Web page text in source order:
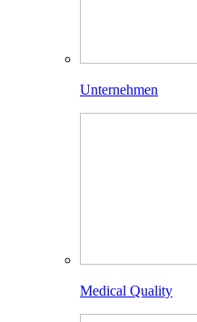
Unternehmen
Medical Quality